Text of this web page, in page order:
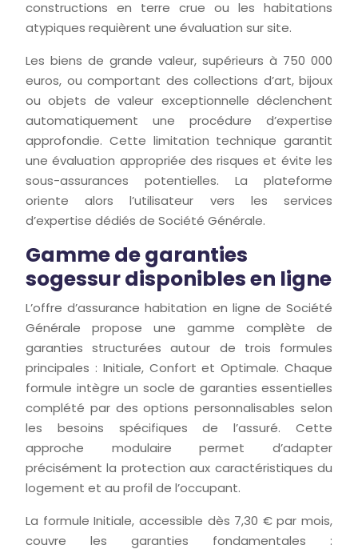
constructions en terre crue ou les habitations
atypiques requièrent une évaluation sur site.
Les biens de grande valeur, supérieurs à 750 000
euros, ou comportant des collections d’art, bijoux
ou objets de valeur exceptionnelle déclenchent
automatiquement une procédure d’expertise
approfondie. Cette limitation technique garantit
une évaluation appropriée des risques et évite les
sous-assurances potentielles. La plateforme
oriente alors l’utilisateur vers les services
d’expertise dédiés de Société Générale.
Gamme de garanties
sogessur disponibles en ligne
L’offre d’assurance habitation en ligne de Société
Générale propose une gamme complète de
garanties structurées autour de trois formules
principales : Initiale, Confort et Optimale. Chaque
formule intègre un socle de garanties essentielles
complété par des options personnalisables selon
les besoins spécifiques de l’assuré. Cette
approche modulaire permet d’adapter
précisément la protection aux caractéristiques du
logement et au profil de l’occupant.
La formule Initiale, accessible dès 7,30 € par mois,
couvre les garanties fondamentales :